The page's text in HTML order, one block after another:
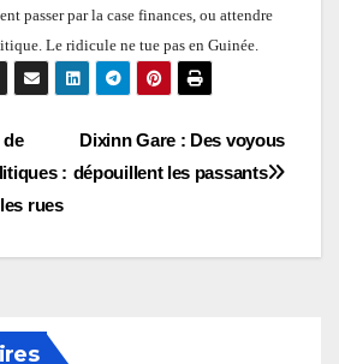
passer par la case finances, ou attendre
Le ridicule ne tue pas en Guinée.
Dixinn Gare : Des voyous
dépouillent les passants
de
:
rues